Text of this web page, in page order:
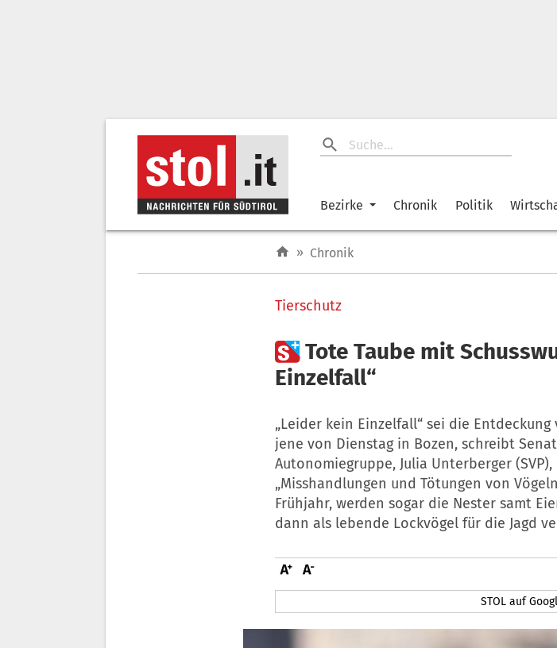
Bezirke Chronik Politik
» Chronik
Tierschutz
Tote Taube mit
Einzelfall“
„Leider kein Einzelfall“ sei die
jene von Dienstag in Bozen, schreibt
Autonomiegruppe, Julia Unterberger
„Misshandlungen und Tötungen von
Frühjahr, werden sogar die Nester samt
dann als lebende Lockvögel für die Jagd
STOL auf